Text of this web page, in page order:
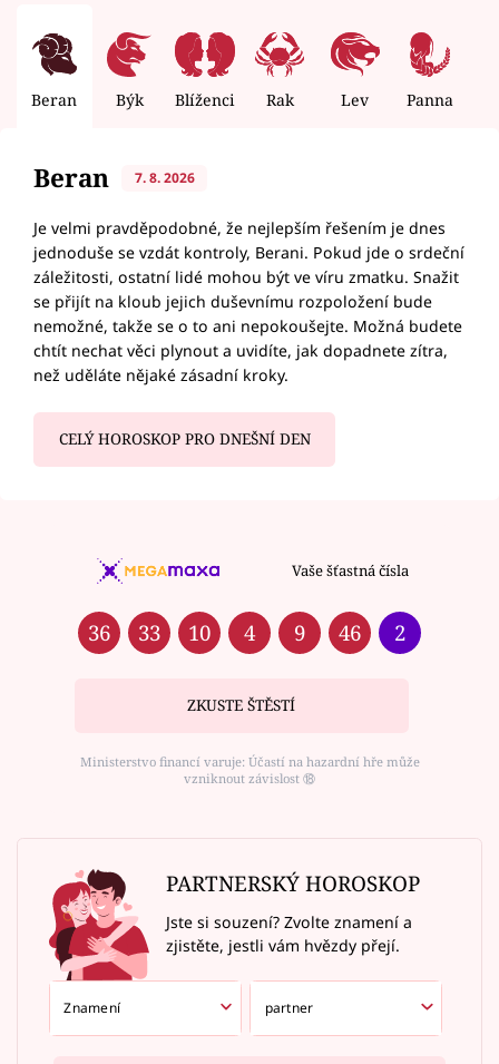
Beran Býk Blíženci Rak Lev Panna
Beran 7. 8. 2026
Je velmi pravděpodobné, že nejlepším řešením je dnes
jednoduše se vzdát kontroly, Berani. Pokud jde o srdeční
záležitosti, ostatní lidé mohou být ve víru zmatku. Snažit
se přijít na kloub jejich duševnímu rozpoložení bude
nemožné, takže se o to ani nepokoušejte. Možná budete
chtít nechat věci plynout a uvidíte, jak dopadnete zítra,
než uděláte nějaké zásadní kroky.
CELÝ HOROSKOP PRO DNEŠNÍ DEN
Vaše šťastná čísla
36 33 10 4 9 46 2
ZKUSTE ŠTĚSTÍ
Ministerstvo financí varuje: Účastí na hazardní hře může
vzniknout závislost ⑱
PARTNERSKÝ HOROSKOP
Jste si souzení? Zvolte znamení a
zjistěte, jestli vám hvězdy přejí.